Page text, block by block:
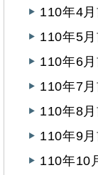
110年4
110年5
110年6
110年7
110年8
110年9
110年10